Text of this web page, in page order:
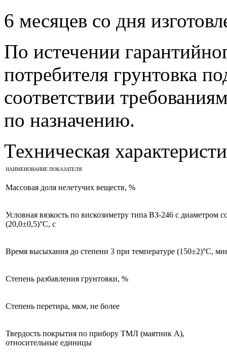
6 месяцев со дня
По истечении
потребителя грунтовка
соответствии
по назначению.
Техническая
НАИМЕНОВАНИЕ ПОКАЗАТЕЛЯ
Массовая доля нелетучих веществ, %
Условная вязкость по вискозиметру типа ВЗ-246 с диаметром
(20,0±0,5)°С, с
Время высыхания до степени 3 при температуре (150±2)°С,
Степень разбавления грунтовки, %
Степень перетира, мкм, не более
Твердость покрытия по прибору ТМЛ (маятник А),
относительные единицы